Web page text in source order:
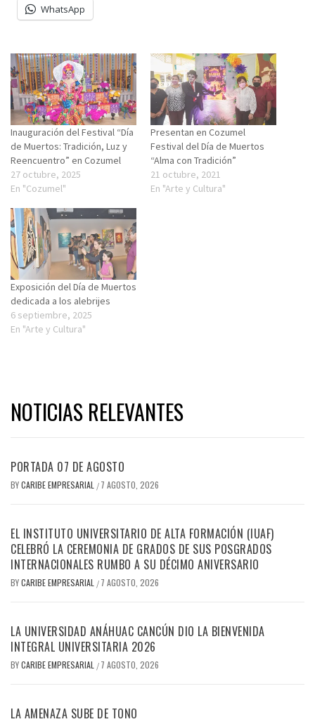
WhatsApp
Inauguración del Festival “Día
de Muertos: Tradición, Luz y
Reencuentro” en Cozumel
27 octubre, 2025
En "Cozumel"
Presentan en Cozumel
Festival del Día de Muertos
“Alma con Tradición”
21 octubre, 2021
En "Arte y Cultura"
Exposición del Día de Muertos
dedicada a los alebrijes
6 septiembre, 2025
En "Arte y Cultura"
NOTICIAS RELEVANTES
PORTADA 07 DE AGOSTO
BYCARIBE EMPRESARIAL / 7 AGOSTO, 2026
EL INSTITUTO UNIVERSITARIO DE ALTA FORMACIÓN (IUAF)
CELEBRÓ LA CEREMONIA DE GRADOS DE SUS POSGRADOS
INTERNACIONALES RUMBO A SU DÉCIMO ANIVERSARIO
BYCARIBE EMPRESARIAL / 7 AGOSTO, 2026
LA UNIVERSIDAD ANÁHUAC CANCÚN DIO LA BIENVENIDA
INTEGRAL UNIVERSITARIA 2026
BYCARIBE EMPRESARIAL / 7 AGOSTO, 2026
LA AMENAZA SUBE DE TONO